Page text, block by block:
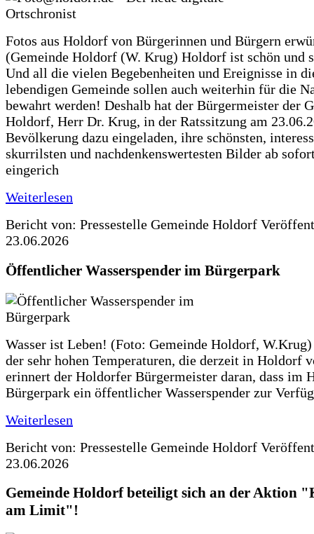
Fotos aus Holdorf von Bürgerinnen und Bürgern
(Gemeinde Holdorf (W. Krug) Holdorf ist schön und
Und all die vielen Begebenheiten und Ereignisse in
lebendigen Gemeinde sollen auch weiterhin für die
bewahrt werden! Deshalb hat der Bürgermeister der
Holdorf, Herr Dr. Krug, in der Ratssitzung am
Bevölkerung dazu eingeladen, ihre schönsten,
skurrilsten und nachdenkenswertesten Bilder ab
eingerich
Weiterlesen
Bericht von: Pressestelle Gemeinde Holdorf
23.06.2026
Öffentlicher Wasserspender im Bürgerpark
Wasser ist Leben! (Foto: Gemeinde Holdorf,
der sehr hohen Temperaturen, die derzeit in Holdorf
erinnert der Holdorfer Bürgermeister daran, dass im
Bürgerpark ein öffentlicher Wasserspender zur
Weiterlesen
Bericht von: Pressestelle Gemeinde Holdorf
23.06.2026
Gemeinde Holdorf beteiligt sich an der Aktion
am Limit"!